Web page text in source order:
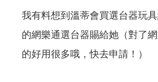
我有料想到溫蒂會買選台器玩
的網樂通選台器賜給她（對了
的好用很多哦，快去申請！）